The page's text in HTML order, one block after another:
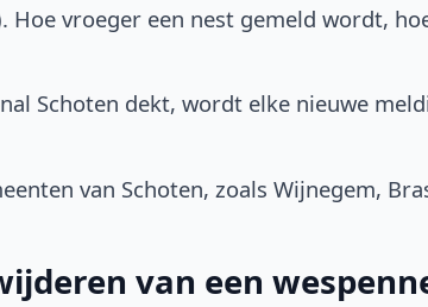
Hoe vroeger een nest gemeld wordt,
Schoten dekt, wordt elke nieuwe
van Schoten, zoals Wijnegem,
van een